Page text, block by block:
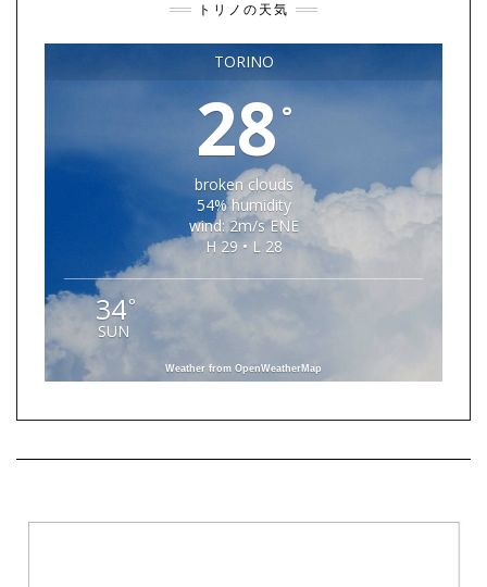
トリノの天気
TORINO
28 °
broken clouds
54% humidity
wind: 2m/s ENE
H 29 • L 28
34°
SUN
Weather from OpenWeatherMap